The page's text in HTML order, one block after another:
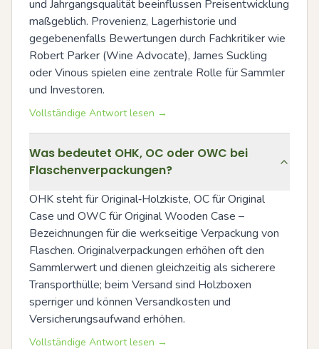
und Jahrgangsqualität beeinflussen Preisentwicklung
maßgeblich. Provenienz, Lagerhistorie und
gegebenenfalls Bewertungen durch Fachkritiker wie
Robert Parker (Wine Advocate), James Suckling
oder Vinous spielen eine zentrale Rolle für Sammler
und Investoren.
Vollständige Antwort lesen →
Was bedeutet OHK, OC oder OWC bei
Flaschenverpackungen?
OHK steht für Original‑Holzkiste, OC für Original
Case und OWC für Original Wooden Case –
Bezeichnungen für die werkseitige Verpackung von
Flaschen. Originalverpackungen erhöhen oft den
Sammlerwert und dienen gleichzeitig als sicherere
Transporthülle; beim Versand sind Holzboxen
sperriger und können Versandkosten und
Versicherungsaufwand erhöhen.
Vollständige Antwort lesen →